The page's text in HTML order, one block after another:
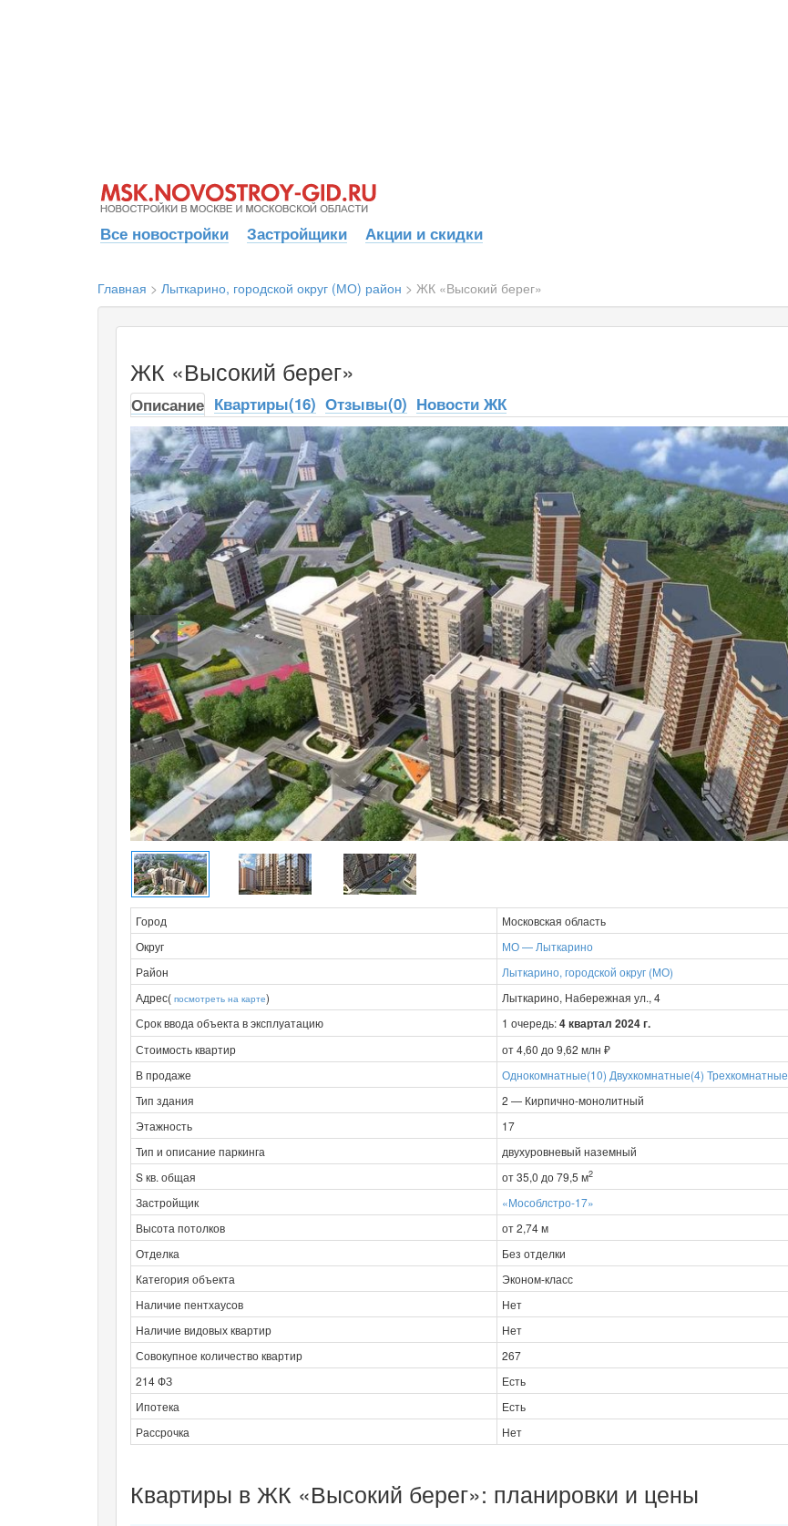
Все новостройки Застройщики Акции и скидки
Главная > Лыткарино, городской округ (МО) район > ЖК «Высокий берег»
ЖК «Высокий берег»
Описание Квартиры(16) Отзывы(0) Новости ЖК
Город
Московская область
Округ
МО — Лыткарино
Район
Лыткарино, городской округ (МО)
Адрес( посмотреть на карте)
Лыткарино, Набережная ул., 4
Срок ввода объекта в эксплуатацию
1 очередь:4 квартал 2024 г.
Стоимость квартир
от 4,60 до 9,62 млн ₽
В продаже
Однокомнатные(10) Двухкомнатные(4)
Тип здания
2 — Кирпично-монолитный
Этажность
17
Тип и описание паркинга
двухуровневый наземный
S кв. общая
от 35,0 до 79,5 м2
Застройщик
«Мособлстро-17»
Высота потолков
от 2,74 м
Отделка
Без отделки
Категория объекта
Эконом-класс
Наличие пентхаусов
Нет
Наличие видовых квартир
Нет
Совокупное количество квартир
267
214 ФЗ
Есть
Ипотека
Есть
Рассрочка
Нет
Квартиры в ЖК «Высокий берег»: планировки и цены